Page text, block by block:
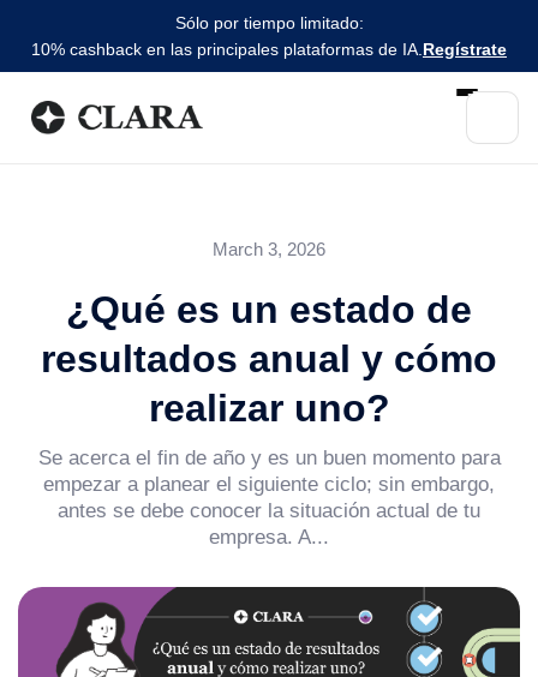
Sólo por tiempo limitado:
10% cashback en las principales plataformas de IA. Regístrate
March 3, 2026
¿Qué es un estado de
resultados anual y cómo
realizar uno?
Se acerca el fin de año y es un buen momento para
empezar a planear el siguiente ciclo; sin embargo,
antes se debe conocer la situación actual de tu
empresa. A...